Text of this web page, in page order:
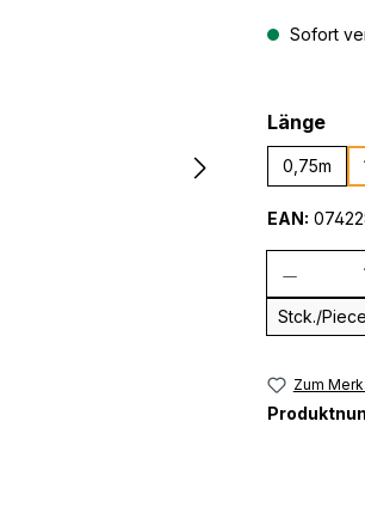
Sofort
Länge
0,75m
EAN:
Stck./Piece
Zum